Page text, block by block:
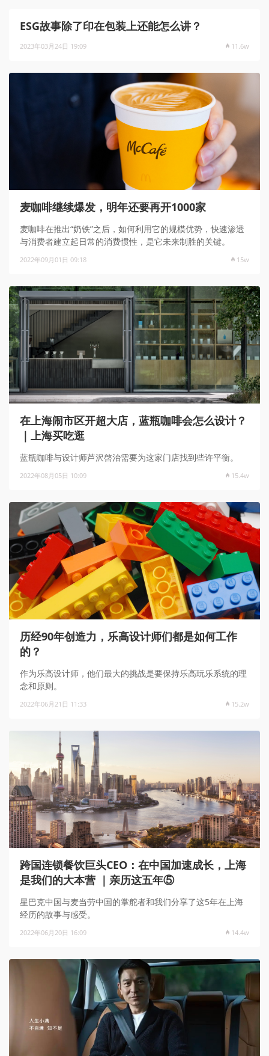
ESG故事除了印在包装上还能怎么讲？
2023年03月24日 19:09 11.6w
麦咖啡继续爆发，明年还要再开1000家
麦咖啡在推出“奶铁”之后，如何利用它的规模优势，快速渗透
与消费者建立起日常的消费惯性，是它未来制胜的关键。
2022年09月01日 09:18 15w
在上海闹市区开超大店，蓝瓶咖啡会怎么设计？
｜上海买吃逛
蓝瓶咖啡与设计师芦沢啓治需要为这家门店找到些许平衡。
2022年08月05日 10:09 15.4w
历经90年创造力，乐高设计师们都是如何工作
的？
作为乐高设计师，他们最大的挑战是要保持乐高玩乐系统的理
念和原则。
2022年06月21日 11:33 15.2w
跨国连锁餐饮巨头CEO：在中国加速成长，上海
是我们的大本营 ｜亲历这五年⑤
星巴克中国与麦当劳中国的掌舵者和我们分享了这5年在上海
经历的故事与感受。
2022年06月20日 16:09 14.4w